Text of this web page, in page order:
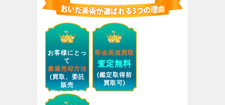
お客様にとっ
て
最適売却方法
(買取、委託
販売
等)をご提案
します。
即金高価買取
査定無料
(鑑定取得前
買取可)